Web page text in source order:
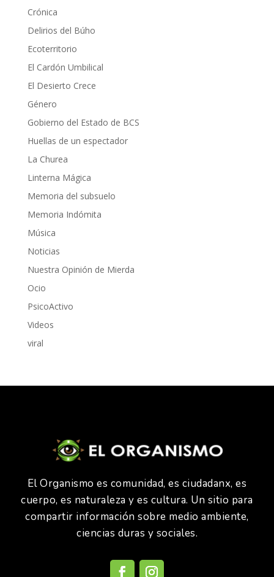
Crónica
Delirios del Búho
Ecoterritorio
El Cardón Umbilical
El Desierto Crece
Género
Gobierno del Estado de BCS
Huellas de un espectador
La Churea
Linterna Mágica
Memoria del subsuelo
Memoria Indómita
Música
Noticias
Nuestra Opinión de Mierda
Ocio
PsicoActivo
Videos
viral
El Organismo es comunidad, es ciudadanx, es
cuerpo, es naturaleza y es cultura. Un sitio para
compartir información sobre medio ambiente,
ciencias duras y sociales.